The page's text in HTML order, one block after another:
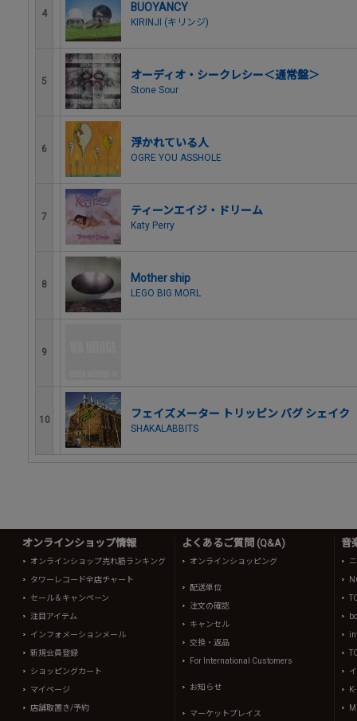
4 BUOYANCY
KIRINJI (キリンジ)
5 オーディオ・シークレシー＜通常盤＞
Stone Sour
6 浮かれている人
OGRE YOU ASSHOLE
7 ティーンエイジ・ドリーム
Katy Perry
8 Mother ship
LEGO BIG MORL
9
10 フェイズメーター トリッピン バグ シェイク
SHAKALABBITS
オンラインショップ情報
オンラインショップ売れ筋ランキング
タワーレコード全店チャート
セール＆キャンペーン
注目アイテム
インフォメーションメール
新規会員登録
ショッピングカート
マイページ
店舗取置き/予約
よくあるご質問 (Q&A)
オンラインショッピング
配送単位
注文の確認
キャンセル
交換・返品
For International Customers
お知らせ
マーケットプレイス
音